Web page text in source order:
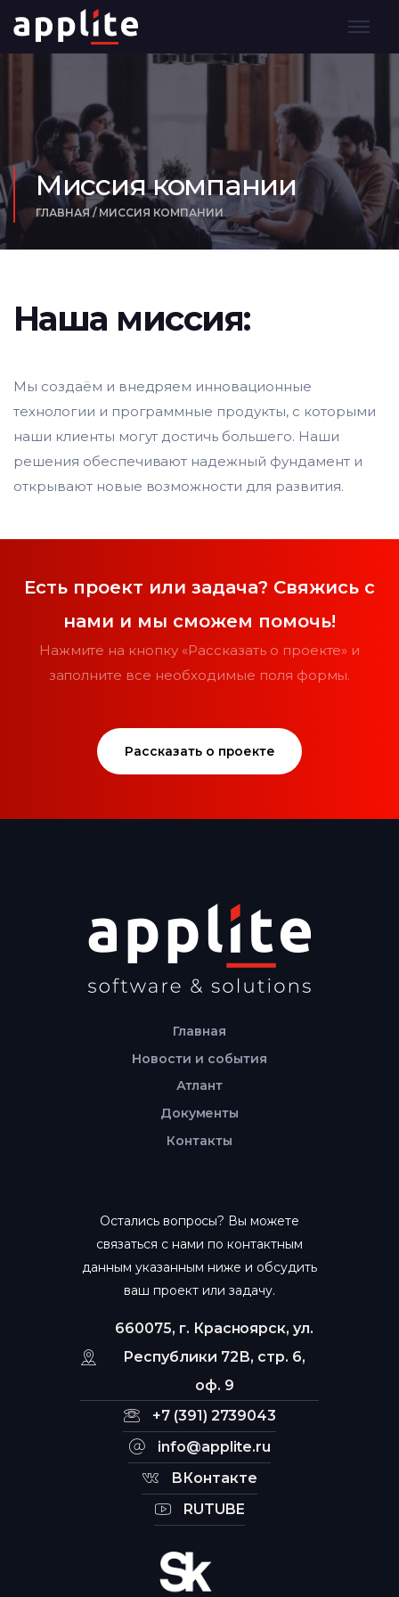
Миссия компании
ГЛАВНАЯ /МИССИЯ КОМПАНИИ
Наша миссия:
Мы создаём и внедряем инновационные
технологии и программные продукты, с которыми
наши клиенты могут достичь большего. Наши
решения обеспечивают надежный фундамент и
открывают новые возможности для развития.
Есть проект или задача? Свяжись с
нами и мы сможем помочь!
Нажмите на кнопку «Рассказать о проекте» и
заполните все необходимые поля формы.
Рассказать о проекте
Главная
Новости и события
Атлант
Документы
Контакты
Остались вопросы? Вы можете
связаться с нами по контактным
данным указанным ниже и обсудить
ваш проект или задачу.
660075, г. Красноярск, ул.
Республики 72В, стр. 6,
оф. 9
+7 (391) 2739043
info@applite.ru
ВКонтакте
RUTUBE